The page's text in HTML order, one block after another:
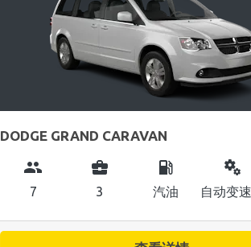
DODGE GRAND CARAVAN
group
7
business_center
3
local_gas_station
汽油
miscellaneous_services
自动变